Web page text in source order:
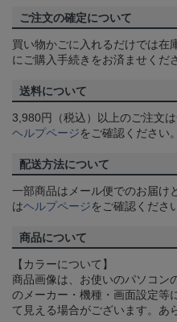
ご注文の確定について
買い物かごに入れるだけでは在
にご購入手続きをお済ませくだ
送料について
3,980円（税込）以上のご注文
ヘルプページをご確認ください。
配送方法について
一部商品はメール便でのお届け
はヘルプページをご確認くださ
商品について
【カラーについて】
商品画像は、お使いのパソコン
のメーカー・機種・画面設定等
て見える場合がございます。あ